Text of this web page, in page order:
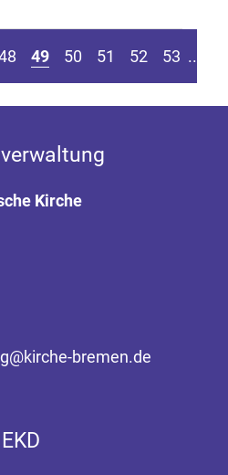
49 50 51 52 53 ....
Kirche
bremen.de